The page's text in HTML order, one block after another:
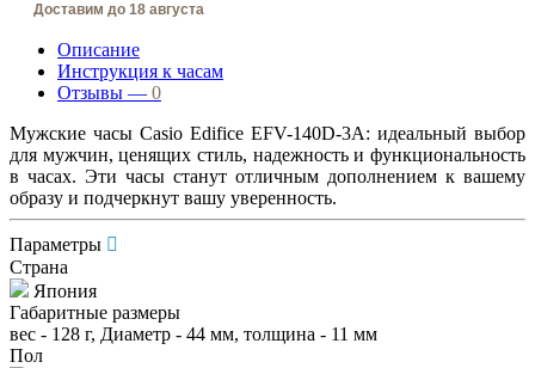
Доставим до 18 августа
Описание
Инструкция к часам
Отзывы — 0
Мужские часы Casio Edifice EFV-140D-3A: идеальный выбор
для мужчин, ценящих стиль, надежность и функциональность
в часах. Эти часы станут отличным дополнением к вашему
образу и подчеркнут вашу уверенность.
Параметры
Страна
Япония
Габаритные размеры
вес - 128 г, Диаметр - 44 мм, толщина - 11 мм
Пол